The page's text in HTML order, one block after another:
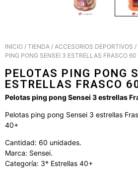
INICIO / TIENDA / ACCESORIOS DEPORTIVOS /
PING PONG SENSEI 3 ESTRELLAS FRASCO 60
PELOTAS PING PONG
ESTRELLAS FRASCO
Pelotas ping pong Sensei 3 estrellas
Pelotas ping pong Sensei 3 estrellas
40+
Cantidad: 60 unidades.
Marca: Sensei.
Categoría: 3* Estrellas 40+